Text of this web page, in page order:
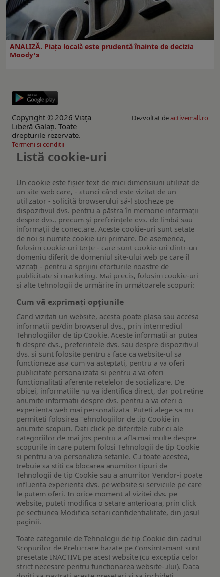
ANALIZĂ. Piața locală este prudentă înainte de decizia
Moody's
Copyright © 2026 Viaţa
Liberă Galaţi. Toate
drepturile rezervate.
Dezvoltat deactivemall.ro
Termeni si conditii
Listă cookie-uri
Un cookie este fişier text de mici dimensiuni utilizat de
un site web care, - atunci când este vizitat de un
utilizator - solicită browserului să-l stocheze pe
dispozitivul dvs. pentru a păstra în memorie informații
despre dvs., precum și preferințele dvs. de limbă sau
informații de conectare. Aceste cookie-uri sunt setate
de noi și numite cookie-uri primare. De asemenea,
folosim cookie-uri terțe - care sunt cookie-uri dintr-un
domeniu diferit de domeniul site-ului web pe care îl
vizitați - pentru a sprijini eforturile noastre de
publicitate și marketing. Mai precis, folosim cookie-uri
și alte tehnologii de urmărire în următoarele scopuri:
Cum vă exprimați opțiunile
Cand vizitati un website, acesta poate plasa sau accesa
informatii pe/din browserul dvs., prin intermediul
Tehnologiilor de tip Cookie. Aceste informatii ar putea
fi despre dvs., preferintele dvs. sau despre dispozitivul
dvs. si sunt folosite pentru a face ca website-ul sa
functioneze asa cum va asteptati, pentru a va oferi
publicitate personalizata si pentru a va oferi
functionalitati aferente retelelor de socializare. De
obicei, informatiile nu va identifica direct, dar pot retine
anumite informatii despre dvs. pentru a va oferi o
experienta web mai personalizata. Puteti alege sa nu
permiteti folosirea Tehnologiilor de tip Cookie in
anumite scopuri. Dati click pe diferitele rubrici ale
categoriilor de mai jos pentru a afla mai multe despre
scopurile in care putem folosi Tehnologii de tip Cookie
si pentru a va personaliza setarile. Cu toate acestea,
trebuie sa stiti ca blocarea anumitor tipuri de
Tehnologii de tip Cookie sau a anumitor Vendor-i poate
influenta experienta dvs. pe website si serviciile pe care
le putem oferi. In orice moment al vizitei dvs. pe
website, puteti modifica o setare anterioara, prin click
pe sectiunea Modifica setari confidentialitate, din josul
paginii.
Toate categoriile de Tehnologii de tip Cookie din cadrul
Scopurilor de Prelucrare bazate pe Consimtamant sunt
presetate INACTIVE pe acest website (cu exceptia celor
strict necesare pentru functionarea website-ului). Daca